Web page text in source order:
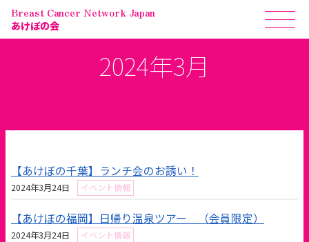
Breast Cancer Network Japan
あけぼの会
2024年3月
【あけぼの千葉】ランチ会のお誘い！
2024年3月24日 イベント情報
【あけぼの福岡】日帰り温泉ツアー （会員限定）
2024年3月24日 イベント情報